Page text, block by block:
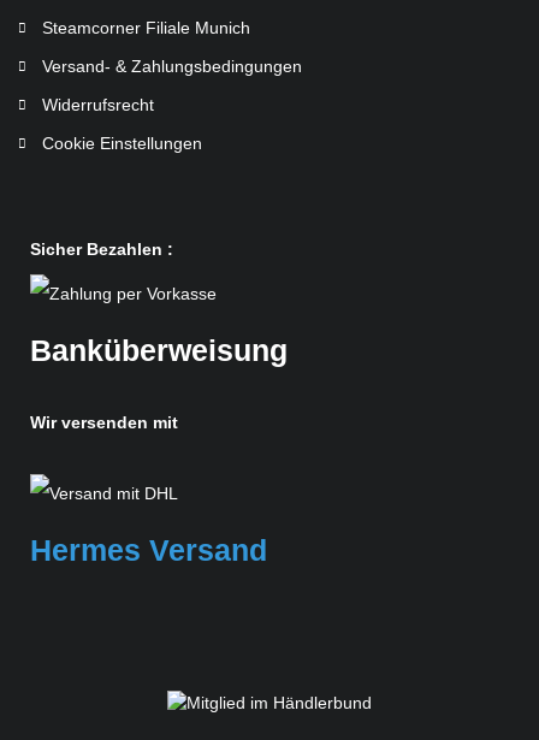
Steamcorner Filiale Munich
Versand- & Zahlungsbedingungen
Widerrufsrecht
Cookie Einstellungen
Sicher Bezahlen :
Banküberweisung
Wir versenden mit
Hermes Versand